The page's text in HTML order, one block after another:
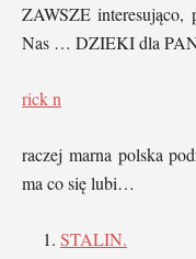
ZAWSZE interesująco,
Nas … DZIEKI dla
rick n
raczej marna polska
ma co się lubi…
STALIN.